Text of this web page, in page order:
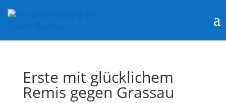
Erste mit glücklichem
Remis gegen Grassau